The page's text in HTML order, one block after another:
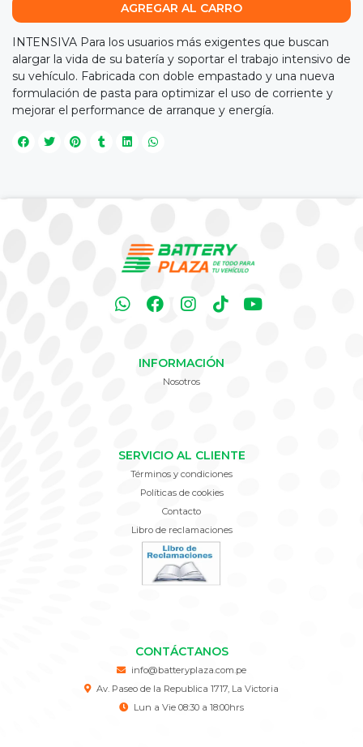
AGREGAR AL CARRO
INTENSIVA Para los usuarios más exigentes que buscan
alargar la vida de su batería y soportar el trabajo intensivo de
su vehículo. Fabricada con doble empastado y una nueva
formulación de pasta para optimizar el uso de corriente y
mejorar el performance de arranque y energía.
INFORMACIÓN
Nosotros
SERVICIO AL CLIENTE
Términos y condiciones
Políticas de cookies
Contacto
Libro de reclamaciones
CONTÁCTANOS
info@batteryplaza.com.pe
Av. Paseo de la Republica 1717, La Victoria
Lun a Vie 08:30 a 18:00hrs